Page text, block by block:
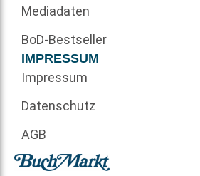
Mediadaten
BoD-Bestseller
IMPRESSUM
Impressum
Datenschutz
AGB